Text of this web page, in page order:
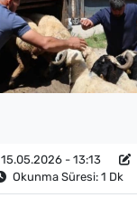
15.05.2026 - 13:13
Okunma Süresi: 1 Dk